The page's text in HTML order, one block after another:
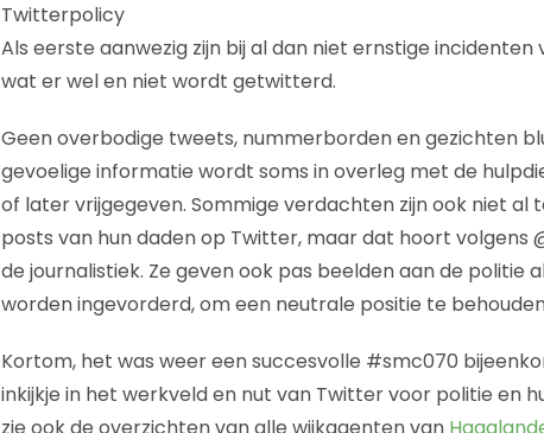
Twitterpolicy
Als eerste aanwezig zijn bij al dan niet ernstige
wat er wel en niet wordt getwitterd.
Geen overbodige tweets, nummerborden en gezichten
gevoelige informatie wordt soms in overleg met de
of later vrijgegeven. Sommige verdachten zijn ook niet al
posts van hun daden op Twitter, maar dat hoort volgens
de journalistiek. Ze geven ook pas beelden aan de politie
worden ingevorderd, om een neutrale positie te
Kortom, het was weer een succesvolle #smc070
inkijkje in het werkveld en nut van Twitter voor politie en